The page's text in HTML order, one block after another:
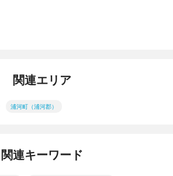
関連エリア
浦河町（浦河郡）
関連キーワード